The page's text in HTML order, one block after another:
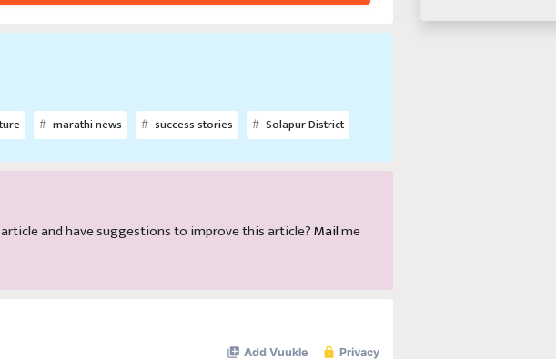
marathi news success stories Solapur District
article and have suggestions to improve this article? Mail